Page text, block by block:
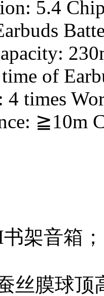
5.4
of
4 times
≧10m
架音箱；
丝膜球顶